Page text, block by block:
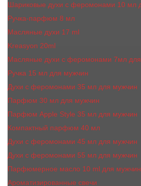
Шариковые духи с феромонами 10 мл
Ручка-парфюм 8 мл
Масляные духи 17 ml
Kreasyon 20ml
Масляные духи c феромонами 7мл
Ручка 15 мл для мужчин
Духи с феромонами 35 мл для мужчин
Парфюм 30 мл для мужчин
Парфюм Apple Style 35 мл для мужчин
Компактный парфюм 40 мл
Духи с феромонами 45 мл для мужчин
Духи с феромонами 55 мл для мужчин
Парфюмерное масло 10 ml для мужчин
Ароматизированные свечи